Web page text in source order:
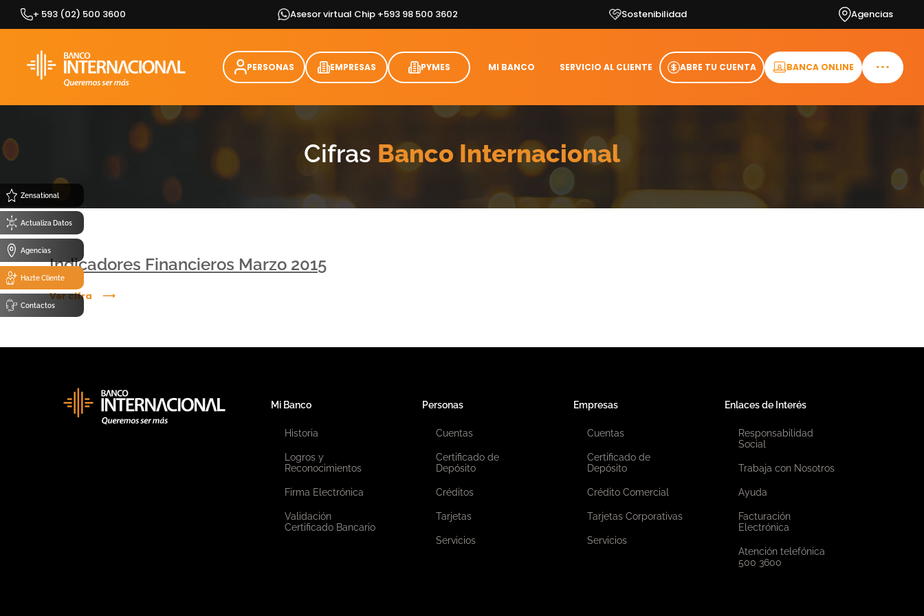
Zensational
Actualiza Datos
Agencias
Hazte Cliente
Contactos
Skip
+ 593 (02) 500 3600 Asesor virtual Chip +593 98 500 3602 Sostenibilidad Agencias
PERSONAS EMPRESAS PYMES MI BANCO SERVICIO AL CLIENTE ABRE TU CUENTA BANCA ONLINE
Cifras Banco Internacional
Indicadores Financieros Marzo 2015
Ver cifra
Mi Banco
Historia
Logros y
Reconocimientos
Firma Electrónica
Validación
Certificado Bancario
Personas
Cuentas
Certificado de
Depósito
Créditos
Tarjetas
Servicios
Empresas
Cuentas
Certificado de
Depósito
Crédito Comercial
Tarjetas Corporativas
Servicios
Enlaces de Interés
Responsabilidad
Social
Trabaja con Nosotros
Ayuda
Facturación
Electrónica
Atención telefónica
500 3600